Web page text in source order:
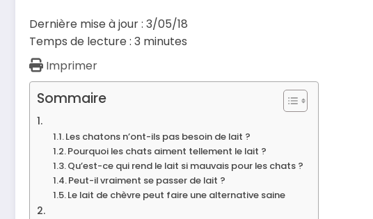
Dernière mise à jour : 3/05/18
Temps de lecture : 3 minutes
Imprimer
Sommaire
Les chatons n’ont-ils pas besoin de lait ?
Pourquoi les chats aiment tellement le lait ?
Qu’est-ce qui rend le lait si mauvais pour les chats ?
Peut-il vraiment se passer de lait ?
Le lait de chèvre peut faire une alternative saine